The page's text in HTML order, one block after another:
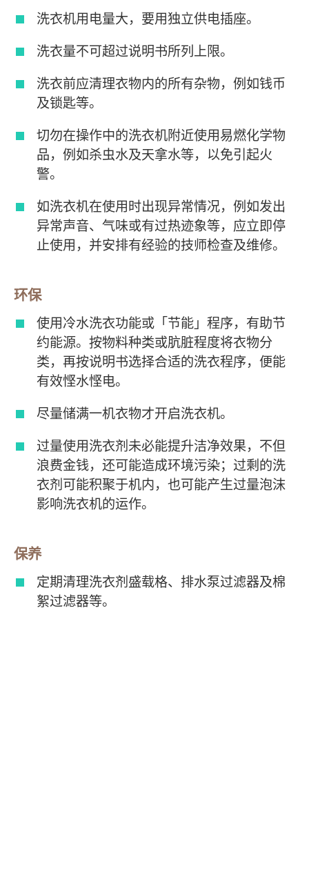
洗衣机用电量大，要用独立供电插座。
洗衣量不可超过说明书所列上限。
洗衣前应清理衣物内的所有杂物，例如钱币
及锁匙等。
切勿在操作中的洗衣机附近使用易燃化学物
品，例如杀虫水及天拿水等，以免引起火
警。
如洗衣机在使用时出现异常情况，例如发出
异常声音、气味或有过热迹象等，应立即停
止使用，并安排有经验的技师检查及维修。
环保
使用冷水洗衣功能或「节能」程序，有助节
约能源。按物料种类或肮脏程度将衣物分
类，再按说明书选择合适的洗衣程序，便能
有效悭水悭电。
尽量储满一机衣物才开启洗衣机。
过量使用洗衣剂未必能提升洁净效果，不但
浪费金钱，还可能造成环境污染；过剩的洗
衣剂可能积聚于机内，也可能产生过量泡沫
影响洗衣机的运作。
保养
定期清理洗衣剂盛载格、排水泵过滤器及棉
絮过滤器等。